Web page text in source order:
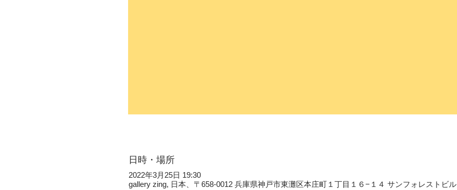
日時・場所
2022年3月25日 19:30
gallery zing, 日本、〒658-0012 兵庫県神戸市東灘区本庄町１丁目１６−１４ サンフォレストビル